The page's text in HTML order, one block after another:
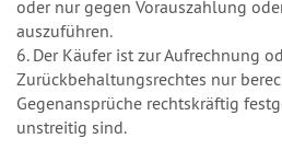
oder nur gegen Vorauszahlung
auszuführen.
6. Der Käufer ist zur Aufrechnung
Zurückbehaltungsrechtes nur
Gegenansprüche rechtskräftig
unstreitig sind.